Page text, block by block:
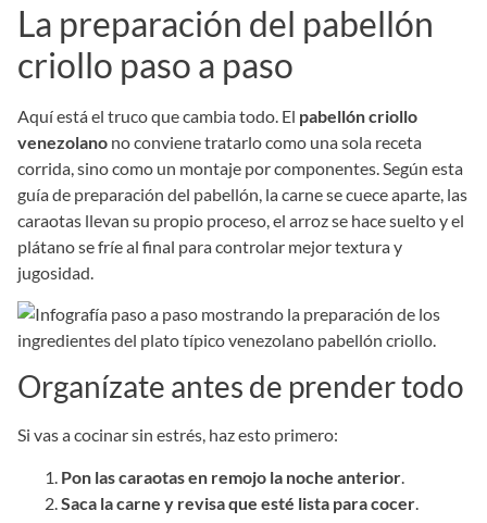
La preparación del pabellón
criollo paso a paso
Aquí está el truco que cambia todo. El pabellón criollo
venezolano no conviene tratarlo como una sola receta
corrida, sino como un montaje por componentes. Según esta
guía de preparación del pabellón, la carne se cuece aparte, las
caraotas llevan su propio proceso, el arroz se hace suelto y el
plátano se fríe al final para controlar mejor textura y
jugosidad.
Organízate antes de prender todo
Si vas a cocinar sin estrés, haz esto primero:
Pon las caraotas en remojo la noche anterior
Saca la carne y revisa que esté lista para cocer